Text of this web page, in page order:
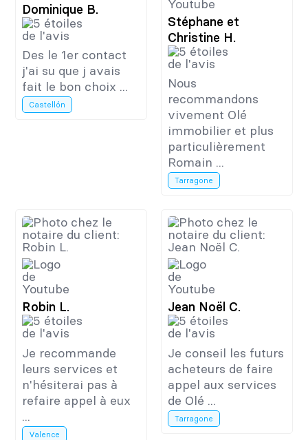
Dominique B.
Des le 1er contact
j'ai su que j avais
fait le bon choix ...
Castellón
Stéphane et
Christine H.
Nous
recommandons
vivement Olé
immobilier et plus
particulièrement
Romain ...
Tarragone
Robin L.
Je recommande
leurs services et
n'hésiterai pas à
refaire appel à eux
...
Valence
Jean Noël C.
Je conseil les futurs
acheteurs de faire
appel aux services
de Olé ...
Tarragone